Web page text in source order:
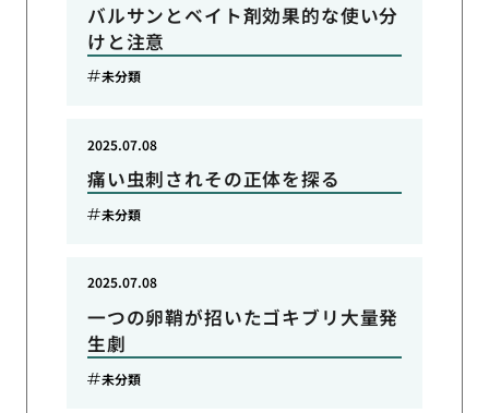
バルサンとベイト剤効果的な使い分
けと注意
未分類
痛い虫刺されその正体を探る
2025.07.08
未分類
一つの卵鞘が招いたゴキブリ大量発
生劇
2025.07.08
未分類